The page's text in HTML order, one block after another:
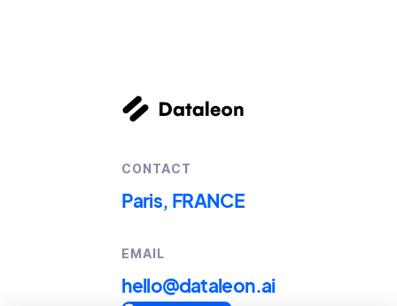
CONTACT
Paris, FRANCE
EMAIL
hello@dataleon.ai